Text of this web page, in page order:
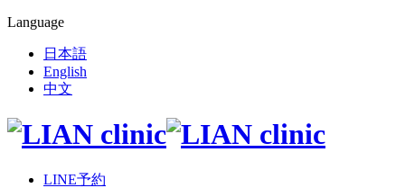
Language
日本語
English
中文
LINE予約